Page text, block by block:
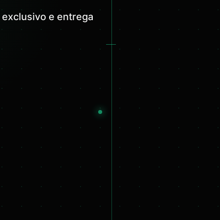
e entrega